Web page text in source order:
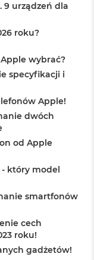
9 urządzeń dla
roku?
wybrać?
specyfikacji i
Apple!
dwóch
od Apple
- który model
smartfonów
cech
roku!
gadżetów!